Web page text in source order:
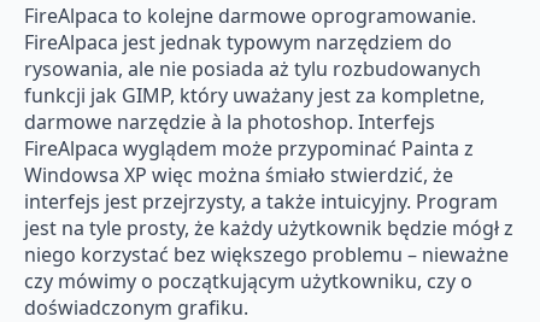
FireAlpaca to kolejne darmowe oprogramowanie.
FireAlpaca jest jednak typowym narzędziem do
rysowania, ale nie posiada aż tylu rozbudowanych
funkcji jak GIMP, który uważany jest za kompletne,
darmowe narzędzie à la photoshop. Interfejs
FireAlpaca wyglądem może przypominać Painta z
Windowsa XP więc można śmiało stwierdzić, że
interfejs jest przejrzysty, a także intuicyjny. Program
jest na tyle prosty, że każdy użytkownik będzie mógł z
niego korzystać bez większego problemu – nieważne
czy mówimy o początkującym użytkowniku, czy o
doświadczonym grafiku.